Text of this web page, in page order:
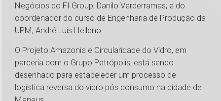
Negócios do FI Group, Danilo Verderramas; e do
coordenador do curso de Engenharia de Produção da
UPM, André Luis Helleno.
O Projeto Amazonia e Circularidade do Vidro, em
parceria com o Grupo Petrópolis, está sendo
desenhado para estabelecer um processo de
logística reversa do vidro pós consumo na cidade de